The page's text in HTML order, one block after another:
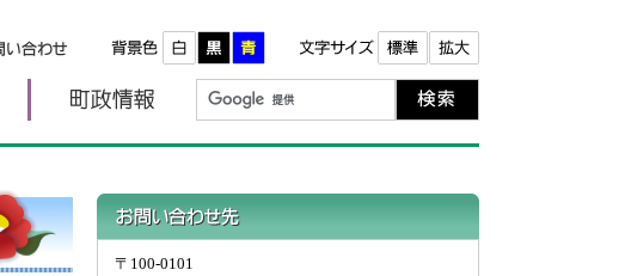
観光情報 町政情報
〒100-0101